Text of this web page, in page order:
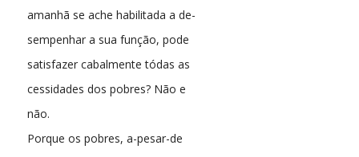
amanhã se ache habilitada a de-
sempenhar a sua função, pode
satisfazer cabalmente tódas as
cessidades dos pobres? Não e
não.
Porque os pobres, a-pesar-de